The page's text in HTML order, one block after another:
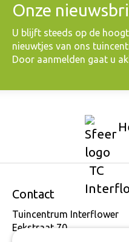
Onze
​U blijft steeds op de
nieuwtjes van ons
Door aanmelden gaat u
Contact
Tuincentrum Interflower
Eekstraat 70